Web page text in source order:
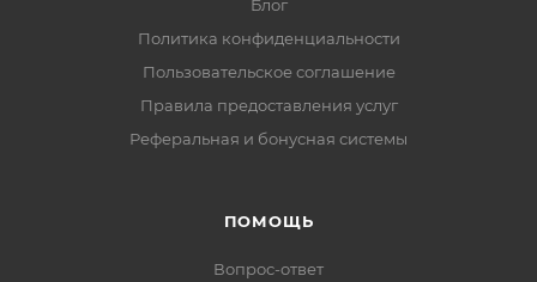
Блог
Политика конфиденциальности
Пользовательское соглашение
Правила предоставления услуг
Реферальная и бонусная системы
ПОМОЩЬ
Вопрос-ответ